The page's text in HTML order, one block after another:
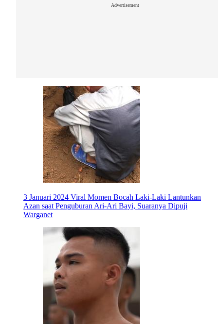
Advertisement
3 Januari 2024 Viral Momen Bocah Laki-Laki Lantunkan
Azan saat Penguburan Ari-Ari Bayi, Suaranya Dipuji
Warganet